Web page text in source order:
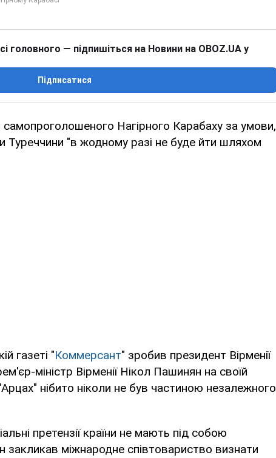
головного — підпишіться на Новини на OBOZ.UA у
Підписатися
самопроголошеного Нагірного Карабаху за умови,
"в жодному разі не буде йти шляхом
газеті "Коммерсант" зробив президент Вірменії
міністр Вірменії Нікол Пашинян на своїй
нібито ніколи не був частиною незалежного
претензії країни не мають під собою
закликав міжнародне співтовариство визнати